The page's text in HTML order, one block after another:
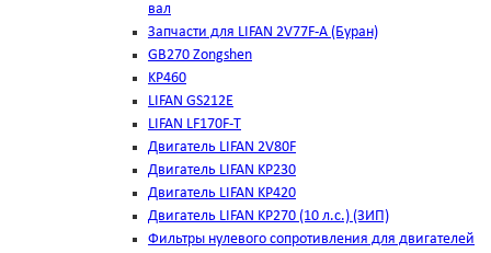
вал
Запчасти для LIFAN 2V77F-A (Буран)
GB270 Zongshen
KP460
LIFAN GS212E
LIFAN LF170F-T
Двигатель LIFAN 2V80F
Двигатель LIFAN KP230
Двигатель LIFAN KP420
Двигатель LIFAN KP270 (10 л.с.) (ЗИП)
Фильтры нулевого сопротивления для двигателей